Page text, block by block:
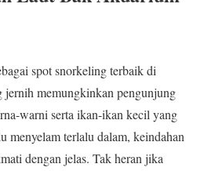
spot snorkeling terbaik di
memungkinkan pengunjung
warni serta ikan-ikan kecil yang
menyelam terlalu dalam, keindahan
dengan jelas. Tak heran jika